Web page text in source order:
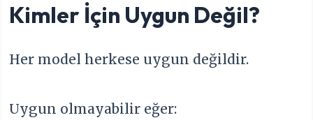
Kimler İçin Uygun Değil?
Her model herkese uygun değildir.
Uygun olmayabilir eğer: